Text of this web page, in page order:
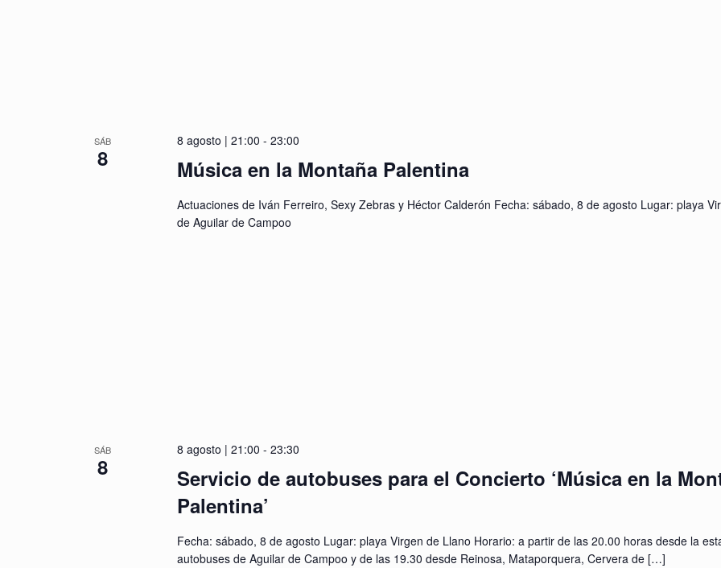
SÁB
8 Música en la Montaña Palentina
8 agosto | 21:00 - 23:00
Actuaciones de Iván Ferreiro, Sexy Zebras y Héctor Calderón Fecha: sábado, 8 de agosto Lugar: playa
de Aguilar de Campoo
SÁB
8
Servicio de autobuses para el Concierto ‘Música en la
Palentina’
8 agosto | 21:00 - 23:30
Fecha: sábado, 8 de agosto Lugar: playa Virgen de Llano Horario: a partir de las 20.00 horas desde la
autobuses de Aguilar de Campoo y de las 19.30 desde Reinosa, Mataporquera, Cervera de[…]